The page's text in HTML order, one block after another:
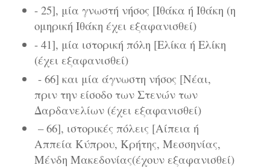
- 25], μία γνωστή νήσος [Ιθάκα ή Ιθάκη (η
ομηρική Ιθάκη έχει εξαφανισθεί)
- 41], μία ιστορική πόλη [Ελίκα ή Ελίκη
(έχει εξαφανισθεί)
- 66] και μία άγνωστη νήσος [Νέαι,
πριν την είσοδο των Στενών των
Δαρδανελίων (έχει εξαφανισθεί)
– 66], ιστορικές πόλεις [Αίπεια ή
Αππεία Κύπρου, Κρήτης, Μεσσηνίας,
Μένδη Μακεδονίας(έχουν εξαφανισθεί)